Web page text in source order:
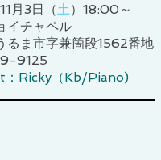
月3日（土）18:00～
イチャペル
市字兼箇段1562番地
9125
：Ricky（Kb/Piano)